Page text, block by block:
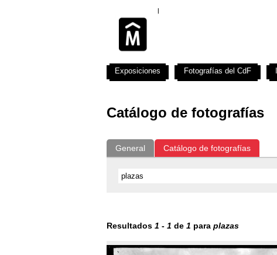
Catálogo de fotografías
General Catálogo de fotografías
Resultados 1 - 1 de 1 para plazas
Exposiciones Fotografías del CdF